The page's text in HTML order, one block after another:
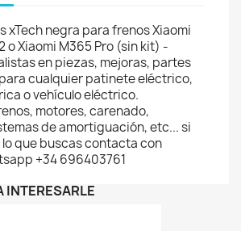
xTech negra para frenos Xiaomi
o Xiaomi M365 Pro (sin kit) -
en piezas, mejoras, partes
cualquier patinete eléctrico,
o vehículo eléctrico.
motores, carenado,
de amortiguación, etc... si
que buscas contacta con
+34 696403761
INTERESARLE